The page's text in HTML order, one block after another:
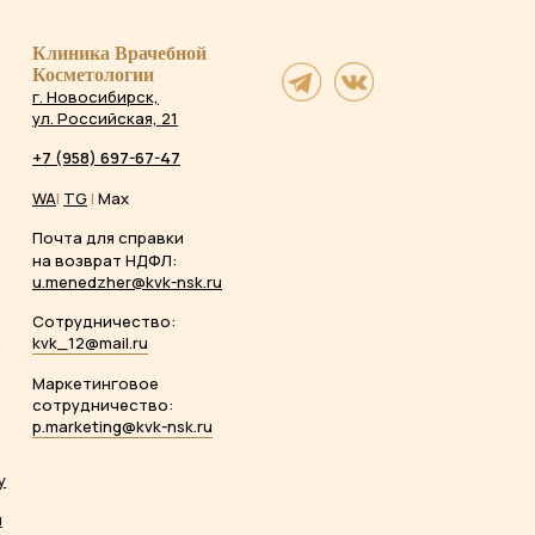
Клиника Врачебной
Косметологии
г. Новосибирск,
ул. Российская, 21
+7 (958) 697-67-47
WA| TG| Max
Почта для справки
на возврат НДФЛ:
u.menedzher@kvk-nsk.ru
Сотрудничество:
kvk_12@mail.ru
Маркетинговое
сотрудничество:
p.marketing@kvk-nsk.ru